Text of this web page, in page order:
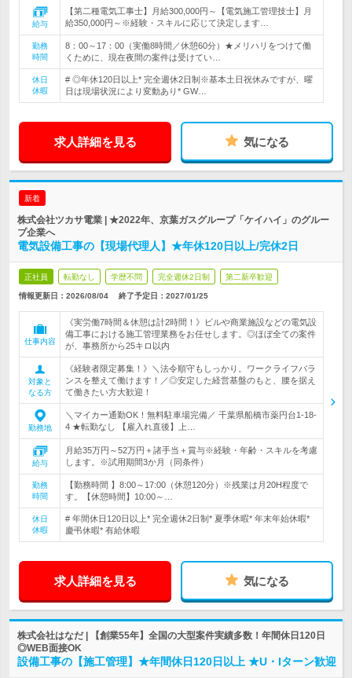
給与
【第二種電気工事士】月給300,000円～【電気施工管理技士】月
給350,000円～※経験・スキルに応じて決定します…
勤務
時間
8：00～17：00（実働8時間／休憩60分）★メリハリをつけて働
くために、現在夜間の案件は受けてい…
休日
休暇
# ◎年休120日以上* 完全週休2日制※基本土日祝休みですが、曜
日は現場状況により変動あり* GW…
求人詳細を見る 気になる
新着
株式会社ツカサ電業 | ★2022年、京葉ガスグループ「ケイハイ」のグルー
プ企業へ
電気設備工事の【現場代理人】★年休120日以上/完休2日
正社員 転勤なし 学歴不問 完全週休2日制 第二新卒歓迎
情報更新日：2026/08/04 終了予定日： 2027/01/25
仕事内容
《実労働7時間＆休憩は計2時間！》ビルや商業施設などの電気設
備工事における施工管理業務をお任せします。◎ほぼ全ての案件
が、事務所から25キロ以内
対象と
なる方
《経験者限定募集！》＼法令順守もしっかり。ワークライフバラ
ンスを整えて働けます！／◎安定した経営基盤のもと、腰を据え
て働きたい方大歓迎！
勤務地
＼マイカー通勤OK！無料駐車場完備／ 千葉県船橋市薬円台1-18-
4 ★転勤なし 【雇入れ直後】上…
給与
月給35万円～52万円＋諸手当＋賞与※経験・年齢・スキルを考慮
します。※試用期間3か月（同条件）
勤務
時間
【勤務時間 】8:00～17:00（休憩120分）※残業は月20H程度で
す。【休憩時間】10:00～…
休日
休暇
# 年間休日120日以上* 完全週休2日制* 夏季休暇* 年末年始休暇*
慶弔休暇* 有給休暇
求人詳細を見る 気になる
株式会社はなだ | 【創業55年】全国の大型案件実績多数！年間休日120日
◎WEB面接OK
設備工事の【施工管理】★年間休日120日以上 ★U・Iターン歓迎